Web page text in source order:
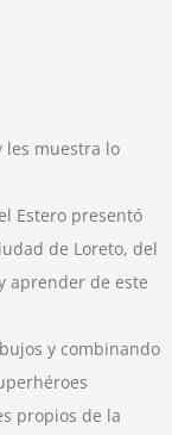
les muestra lo
Estero presentó
de Loreto, del
aprender de este
y combinando
propios de la